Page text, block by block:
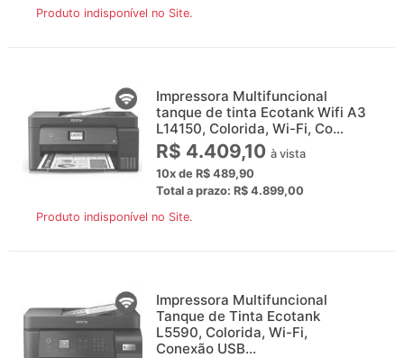
Produto indisponível no Site.
Impressora Multifuncional
tanque de tinta Ecotank Wifi A3
L14150, Colorida, Wi-Fi, Co...
R$ 4.409,10 à vista
10x de R$ 489,90
Total a prazo: R$ 4.899,00
Produto indisponível no Site.
Impressora Multifuncional
Tanque de Tinta Ecotank
L5590, Colorida, Wi-Fi,
Conexão USB...